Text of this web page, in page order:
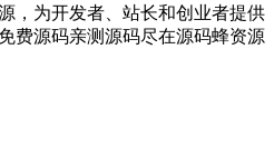
，为开发者、站长和创业者提供
费源码亲测源码尽在源码蜂资源